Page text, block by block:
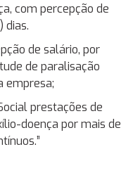
com percepção de
dias.
de salário, por
de paralisação
empresa;
prestações de
doença por mais de